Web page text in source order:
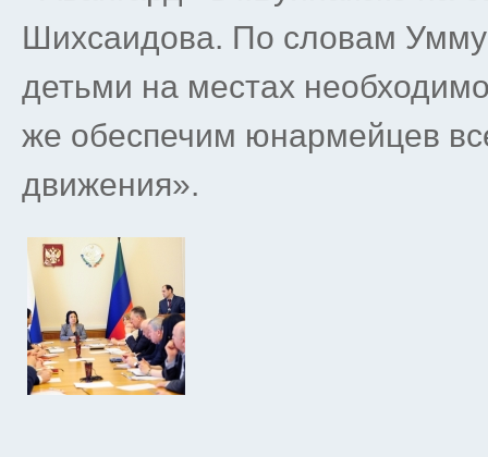
Шихсаидова. По словам
детьми на местах
же обеспечим юнармейцев
движения».